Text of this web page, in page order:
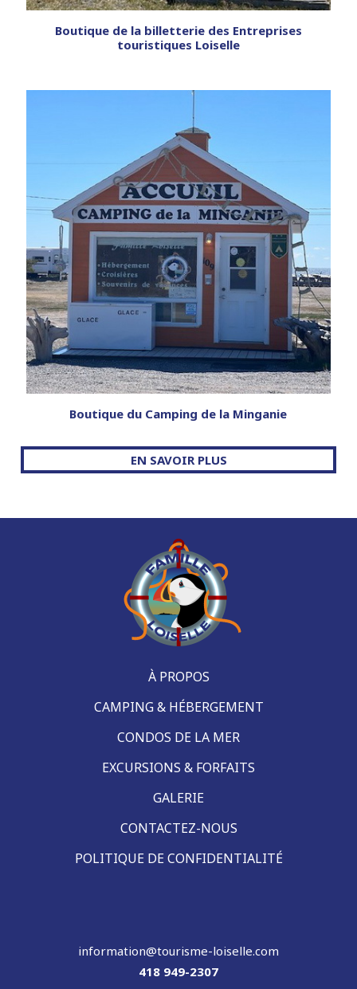
Boutique de la billetterie des Entreprises
touristiques Loiselle
Boutique du Camping de la Minganie
EN SAVOIR PLUS
À PROPOS
CAMPING & HÉBERGEMENT
CONDOS DE LA MER
EXCURSIONS & FORFAITS
GALERIE
CONTACTEZ-NOUS
POLITIQUE DE CONFIDENTIALITÉ
information@tourisme-loiselle.com
418 949-2307